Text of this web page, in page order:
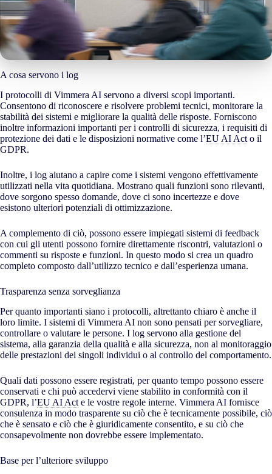
A cosa servono i log
I protocolli di Vimmera AI servono a diversi scopi importanti.
Consentono di riconoscere e risolvere problemi tecnici, monitorare la
stabilità dei sistemi e migliorare la qualità delle risposte. Forniscono
inoltre informazioni importanti per i controlli di sicurezza, i requisiti di
protezione dei dati e le disposizioni normative come l’EU AI Act o il
GDPR.
Inoltre, i log aiutano a capire come i sistemi vengono effettivamente
utilizzati nella vita quotidiana. Mostrano quali funzioni sono rilevanti,
dove sorgono spesso domande, dove ci sono incertezze e dove
esistono ulteriori potenziali di ottimizzazione.
A complemento di ciò, possono essere impiegati sistemi di feedback
con cui gli utenti possono fornire direttamente riscontri, valutazioni o
commenti su risposte e funzioni. In questo modo si crea un quadro
completo composto dall’utilizzo tecnico e dall’esperienza umana.
Trasparenza senza sorveglianza
Per quanto importanti siano i protocolli, altrettanto chiaro è anche il
loro limite. I sistemi di Vimmera AI non sono pensati per sorvegliare,
controllare o valutare le persone. I log servono alla gestione del
sistema, alla garanzia della qualità e alla sicurezza, non al monitoraggio
delle prestazioni dei singoli individui o al controllo del comportamento.
Quali dati possono essere registrati, per quanto tempo possono essere
conservati e chi può accedervi viene stabilito in conformità con il
GDPR, l’EU AI Act e le vostre regole interne. Vimmera AI fornisce
consulenza in modo trasparente su ciò che è tecnicamente possibile, ciò
che è sensato e ciò che è giuridicamente consentito, e su ciò che
consapevolmente non dovrebbe essere implementato.
Base per l’ulteriore sviluppo